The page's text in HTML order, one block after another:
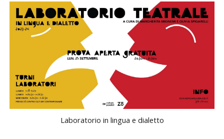
Laboratorio in lingua e dialetto